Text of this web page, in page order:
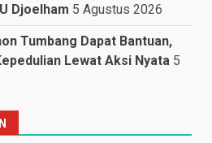
Djoelham 5 Agustus 2026
Tumbang Dapat Bantuan,
Lewat Aksi Nyata 5